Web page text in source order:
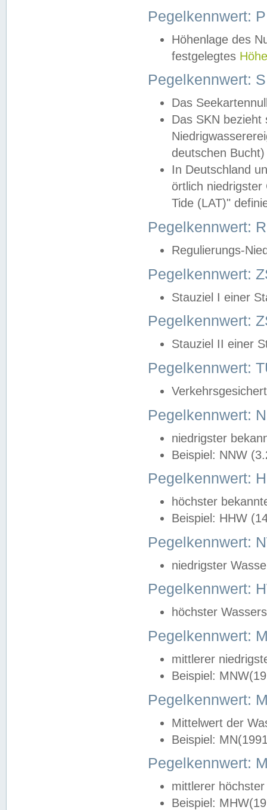
Pegelkennwert:
Höhenlage des
festgelegtes
Pegelkennwert:
Das
Das SKN
deutschen
In Deutschland
örtlich
Tide (LAT)"
Pegelkennwert:
Regulierungs-
Pegelkennwert:
Stauziel I einer
Pegelkennwert:
Stauziel II einer
Pegelkennwert:
Pegelkennwert:
niedrigster
Beispiel: NNW
Pegelkennwert:
höchster
Beispiel: HHW
Pegelkennwert:
niedrigster
Pegelkennwert:
höchster
Pegelkennwert:
mittlerer
Beispiel:
Pegelkennwert:
Mittelwert der
Beispiel:
Pegelkennwert:
mittlerer
Beispiel: